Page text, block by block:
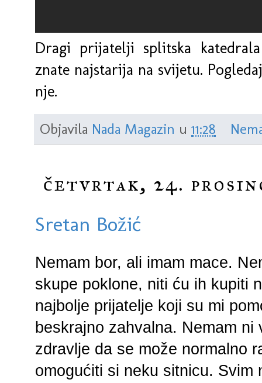
Dragi prijatelji splitska
znate najstarija na svijetu.
nje.
Objavila Nada Magazin u 11:28
četvrtak, 24.
Sretan Božić
Nemam bor, ali imam mace.
skupe poklone, niti ću ih kupiti
najbolje prijatelje koji su mi
beskrajno zahvalna. Nemam ni
zdravlje da se može normalno
omogućiti si neku sitnicu.